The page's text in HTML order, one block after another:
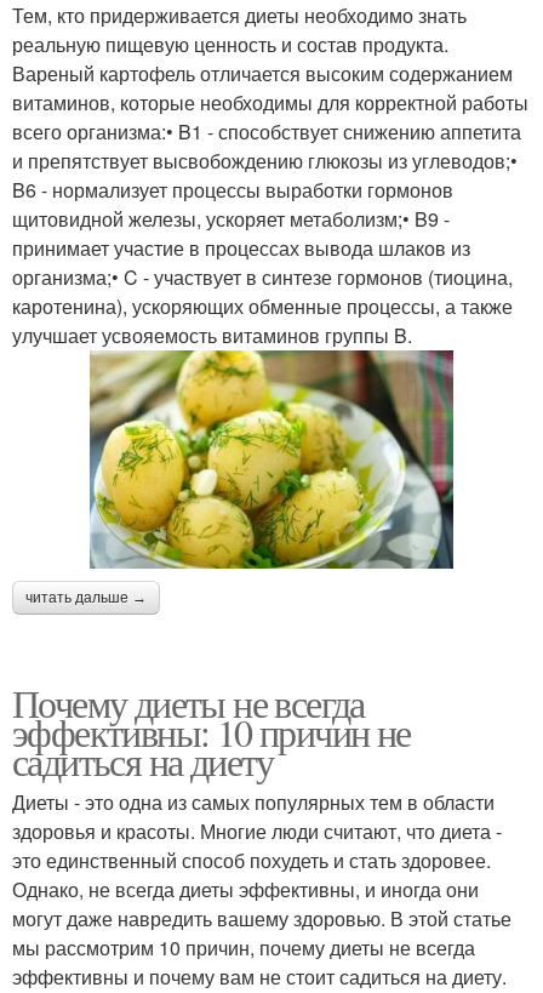
Тем, кто придерживается диеты необходимо знать
реальную пищевую ценность и состав продукта.
Вареный картофель отличается высоким содержанием
витаминов, которые необходимы для корректной работы
всего организма:• B1 - способствует снижению аппетита
и препятствует высвобождению глюкозы из углеводов;•
B6 - нормализует процессы выработки гормонов
щитовидной железы, ускоряет метаболизм;• B9 -
принимает участие в процессах вывода шлаков из
организма;• C - участвует в синтезе гормонов (тиоцина,
каротенина), ускоряющих обменные процессы, а также
улучшает усвояемость витаминов группы B.
читать дальше →
Почему диеты не всегда
эффективны: 10 причин не
садиться на диету
Диеты - это одна из самых популярных тем в области
здоровья и красоты. Многие люди считают, что диета -
это единственный способ похудеть и стать здоровее.
Однако, не всегда диеты эффективны, и иногда они
могут даже навредить вашему здоровью. В этой статье
мы рассмотрим 10 причин, почему диеты не всегда
эффективны и почему вам не стоит садиться на диету.